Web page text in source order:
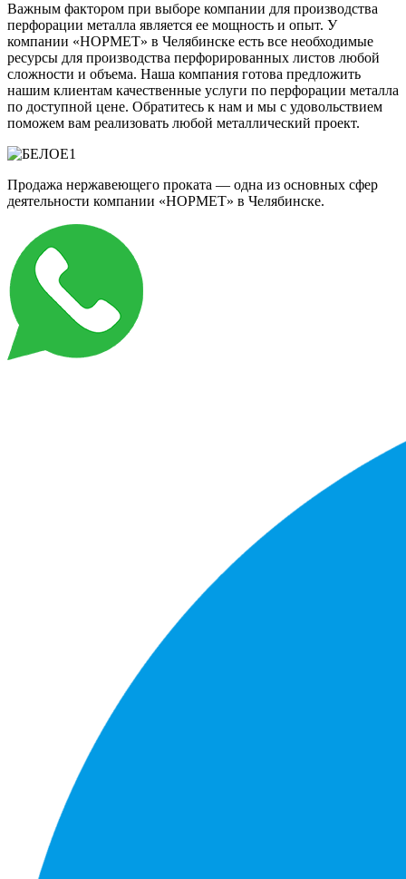
Важным фактором при выборе компании для производства
перфорации металла является ее мощность и опыт. У
компании «НОРМЕТ» в Челябинске есть все необходимые
ресурсы для производства перфорированных листов любой
сложности и объема. Наша компания готова предложить
нашим клиентам качественные услуги по перфорации металла
по доступной цене. Обратитесь к нам и мы с удовольствием
поможем вам реализовать любой металлический проект.
Продажа нержавеющего проката — одна из основных сфер
деятельности компании «НОРМЕТ» в Челябинске.